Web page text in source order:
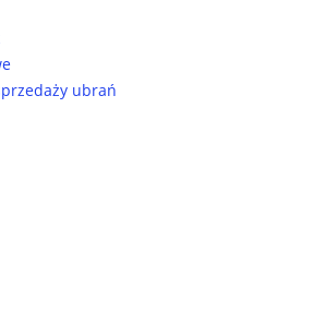
ubrań